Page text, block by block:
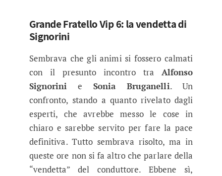
Grande Fratello Vip 6: la vendetta di
Signorini
Sembrava che gli animi si fossero calmati
con il presunto incontro tra Alfonso
Signorini e Sonia Bruganelli. Un
confronto, stando a quanto rivelato dagli
esperti, che avrebbe messo le cose in
chiaro e sarebbe servito per fare la pace
definitiva. Tutto sembrava risolto, ma in
queste ore non si fa altro che parlare della
“vendetta” del conduttore. Ebbene sì,